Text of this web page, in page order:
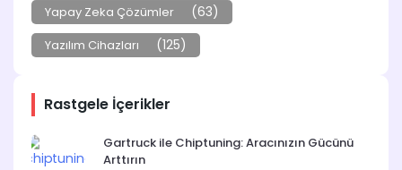
Yapay Zeka Çözümler (63)
Yazılım Cihazları (125)
Rastgele İçerikler
Gartruck ile Chiptuning: Aracınızın Gücünü
Arttırın